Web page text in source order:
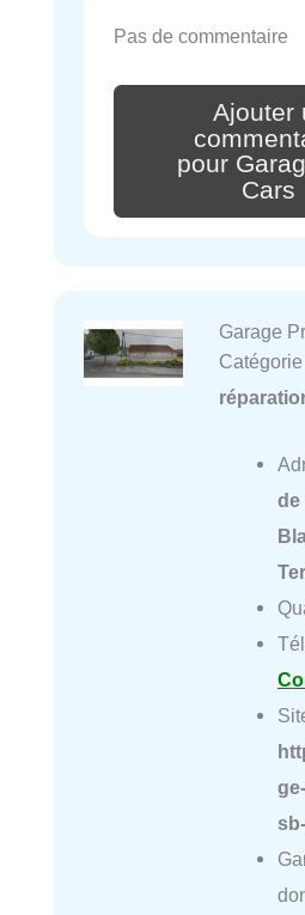
Pas de commentaire
Ajouter
pour
Cars
Garage
Catégorie
de